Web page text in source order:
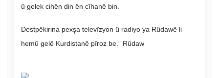
û gelek cihên din ên cîhanê bin.
Destpêkirina pexşa televîzyon û radiyo ya Rûdawê li
hemû gelê Kurdistanê pîroz be.” Rûdaw